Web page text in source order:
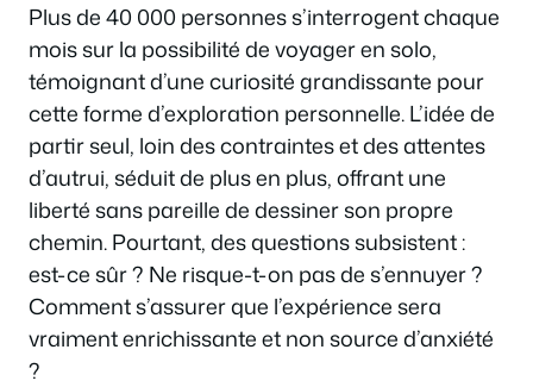
Plus de 40 000 personnes s’interrogent chaque
mois sur la possibilité de voyager en solo,
témoignant d’une curiosité grandissante pour
cette forme d’exploration personnelle. L’idée de
partir seul, loin des contraintes et des attentes
d’autrui, séduit de plus en plus, offrant une
liberté sans pareille de dessiner son propre
chemin. Pourtant, des questions subsistent :
est-ce sûr ? Ne risque-t-on pas de s’ennuyer ?
Comment s’assurer que l’expérience sera
vraiment enrichissante et non source d’anxiété
?